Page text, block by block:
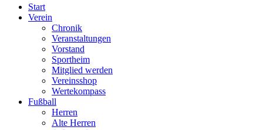
Start
Verein
Chronik
Veranstaltungen
Vorstand
Sportheim
Mitglied werden
Vereinsshop
Wertekompass
Fußball
Herren
Alte Herren